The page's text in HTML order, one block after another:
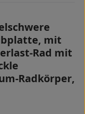
mit
Rad mit
Radkörper,